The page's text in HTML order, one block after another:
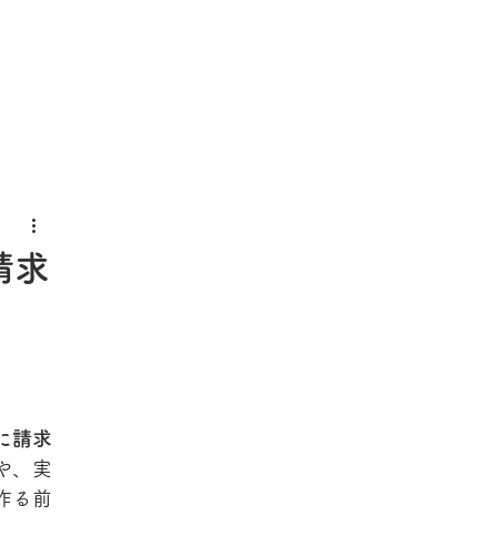
求
請求
、実
る前